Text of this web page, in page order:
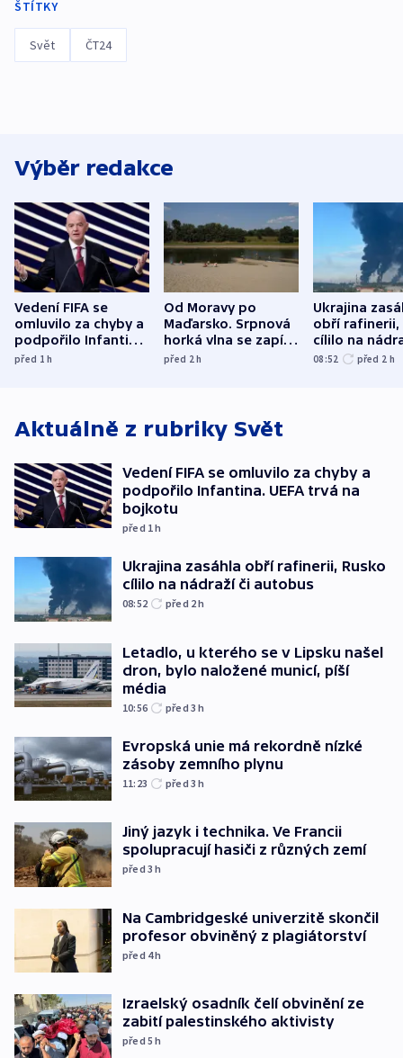
ŠTÍTKY
Svět ČT24
Výběr redakce
Vedení FIFA se
omluvilo za chyby a
podpořilo Infantina.
UEFA trvá na
před 1h
Od Moravy po
Maďarsko. Srpnová
horká vlna se zapíše
do dějin
před 2h
Ukrajina
obří rafinerii,
cílilo na
autobus
08:52 před 2 h
Aktuálně z rubriky Svět
Vedení FIFA se omluvilo za chyby a
podpořilo Infantina. UEFA trvá na
bojkotu
před 1h
Ukrajina zasáhla obří rafinerii, Rusko
cílilo na nádraží či autobus
08:52 před 2h
Letadlo, u kterého se v Lipsku našel
dron, bylo naložené municí, píší
média
10:56 před 3h
Evropská unie má rekordně nízké
zásoby zemního plynu
11:23 před 3h
Jiný jazyk i technika. Ve Francii
spolupracují hasiči z různých zemí
před 3h
Na Cambridgeské univerzitě skončil
profesor obviněný z plagiátorství
před 4h
Izraelský osadník čelí obvinění ze
zabití palestinského aktivisty
před 5h